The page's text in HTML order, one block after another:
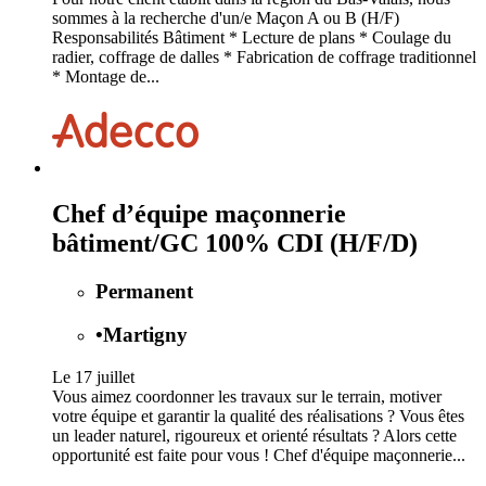
sommes à la recherche d'un/e Maçon A ou B (H/F)
Responsabilités Bâtiment * Lecture de plans * Coulage du
radier, coffrage de dalles * Fabrication de coffrage traditionnel
* Montage de...
Chef d’équipe maçonnerie
bâtiment/GC 100% CDI (H/F/D)
Permanent
•Martigny
Le 17 juillet
Vous aimez coordonner les travaux sur le terrain, motiver
votre équipe et garantir la qualité des réalisations ? Vous êtes
un leader naturel, rigoureux et orienté résultats ? Alors cette
opportunité est faite pour vous ! Chef d'équipe maçonnerie...